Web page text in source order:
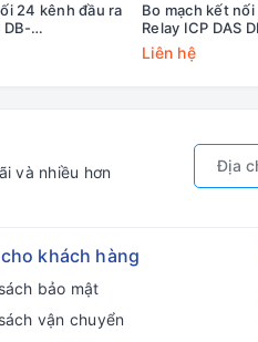
24 kênh đầu ra
DB-
Bo mạch kết
Relay ICP DAS
Liên hệ
và nhiều hơn
khách hàng
bảo mật
vận chuyển